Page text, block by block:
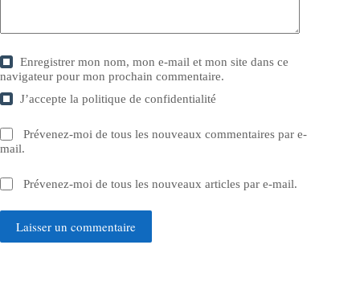
Enregistrer mon nom, mon e-mail et mon site dans ce
navigateur pour mon prochain commentaire.
J’accepte lapolitique de confidentialité
Prévenez-moi de tous les nouveaux commentaires par e-
mail.
Prévenez-moi de tous les nouveaux articles par e-mail.
Laisser un commentaire